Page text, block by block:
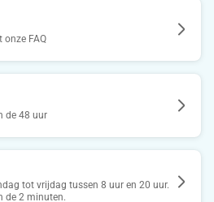
onze FAQ
de 48 uur
tot vrijdag tussen 8 uur en 20 uur.
de 2 minuten.